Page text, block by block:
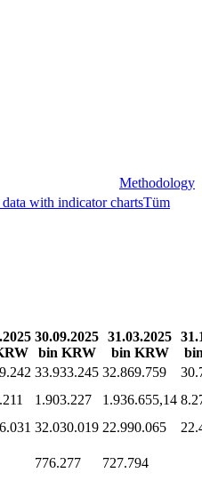
Methodology
with indicator chartsTüm
30.09.2025
bin KRW
31.03.2025
bin KRW
33.933.245 32.869.759
1.903.227 1.936.655,14
32.030.019 22.990.065
776.277 727.794